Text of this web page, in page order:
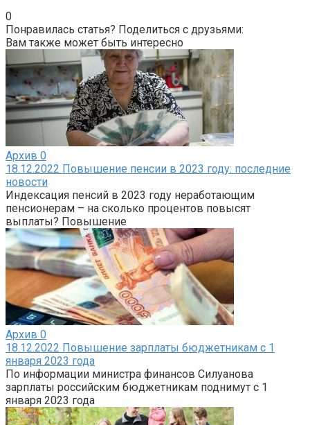
0
Понравилась статья? Поделиться с друзьями:
Вам также может быть интересно
Архив 0
18.12.2022 Повышение пенсии в 2023 году: последние
новости
Индексация пенсий в 2023 году неработающим
пенсионерам – на сколько процентов повысят
выплаты? Повышение
Архив 0
18.12.2022 Повышение зарплаты бюджетникам с 1
января 2023 года
По информации министра финансов Силуанова
зарплаты российским бюджетникам поднимут с 1
января 2023 года